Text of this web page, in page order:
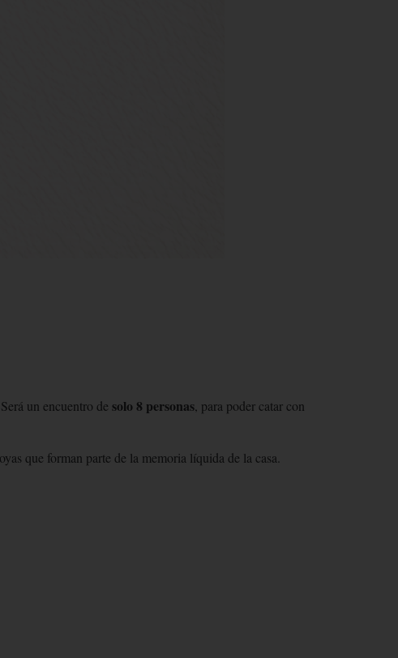
un encuentro desolo 8 personas , para poder catar con
que forman parte de la memoria líquida de la casa.